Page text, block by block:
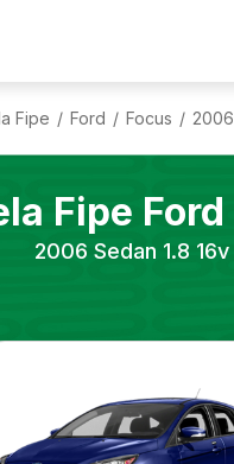
Fipe / Ford / Focus / 2006
Fipe Ford
2006 Sedan 1.8 16v